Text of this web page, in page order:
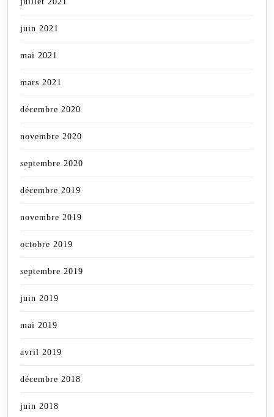
juin 2021
mai 2021
mars 2021
décembre 2020
novembre 2020
septembre 2020
décembre 2019
novembre 2019
octobre 2019
septembre 2019
juin 2019
mai 2019
avril 2019
décembre 2018
juin 2018